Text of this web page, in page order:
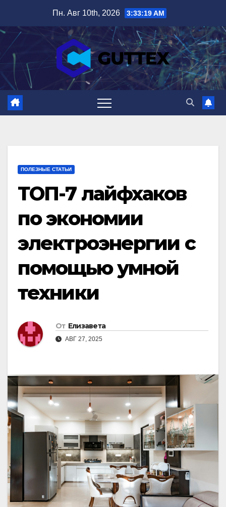
содержимому
Пн. Авг 10th, 2026 3:33:20 AM
ПОЛЕЗНЫЕ СТАТЬИ
ТОП-7 лайфхаков
по экономии
электроэнергии с
помощью умной
техники
От Елизавета
АВГ 27, 2025